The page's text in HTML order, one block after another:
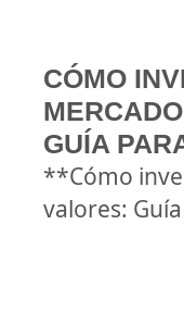
CÓMO
GUÍA
**Cómo
valores: